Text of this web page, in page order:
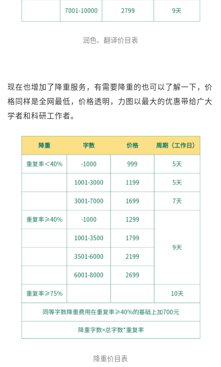
润色、翻译价目表
现在也增加了降重服务，有需要降重的也可以了解一下，价
格同样是全网最低，价格透明，力图以最大的优惠带给广大
学者和科研工作者。
降重价目表